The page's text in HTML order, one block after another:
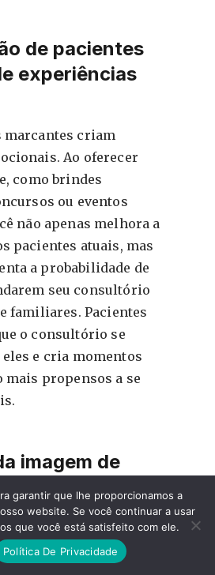
de pacientes
experiências
marcantes criam
Ao oferecer
como brindes
ou eventos
não apenas melhora a
pacientes atuais, mas
a probabilidade de
seu consultório
familiares. Pacientes
o consultório se
e cria momentos
mais propensos a se
imagem de
inovadora e
pacientes
consultório se envolve
garantir que lhe proporcionamos a
website. Se você continuar a usar
que você está satisfeito com ele.
Política De Privacidade